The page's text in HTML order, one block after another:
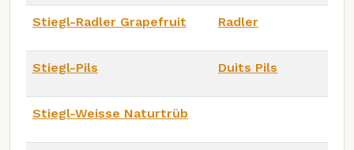
Stiegl-Radler Grapefruit Radler
Stiegl-Pils Duits Pils
Stiegl-Weisse Naturtrüb